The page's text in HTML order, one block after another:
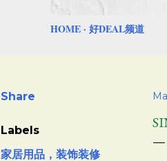
HOME 好DEAL频道
Share
Labels
家居用品，装饰装修